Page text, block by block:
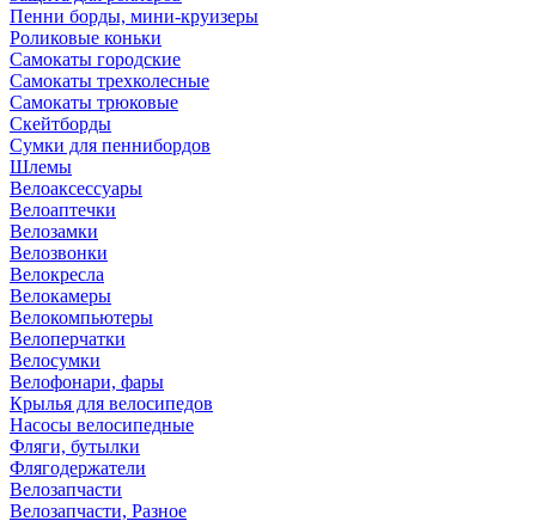
Пенни борды, мини-круизеры
Роликовые коньки
Самокаты городские
Самокаты трехколесные
Самокаты трюковые
Скейтборды
Сумки для пеннибордов
Шлемы
Велоаксессуары
Велоаптечки
Велозамки
Велозвонки
Велокресла
Велокамеры
Велокомпьютеры
Велоперчатки
Велосумки
Велофонари, фары
Крылья для велосипедов
Насосы велосипедные
Фляги, бутылки
Флягодержатели
Велозапчасти
Велозапчасти, Разное